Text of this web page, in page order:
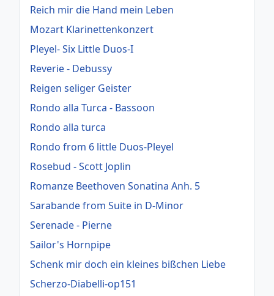
Reich mir die Hand mein Leben
Mozart Klarinettenkonzert
Pleyel- Six Little Duos-I
Reverie - Debussy
Reigen seliger Geister
Rondo alla Turca - Bassoon
Rondo alla turca
Rondo from 6 little Duos-Pleyel
Rosebud - Scott Joplin
Romanze Beethoven Sonatina Anh. 5
Sarabande from Suite in D-Minor
Serenade - Pierne
Sailor's Hornpipe
Schenk mir doch ein kleines bißchen Liebe
Scherzo-Diabelli-op151